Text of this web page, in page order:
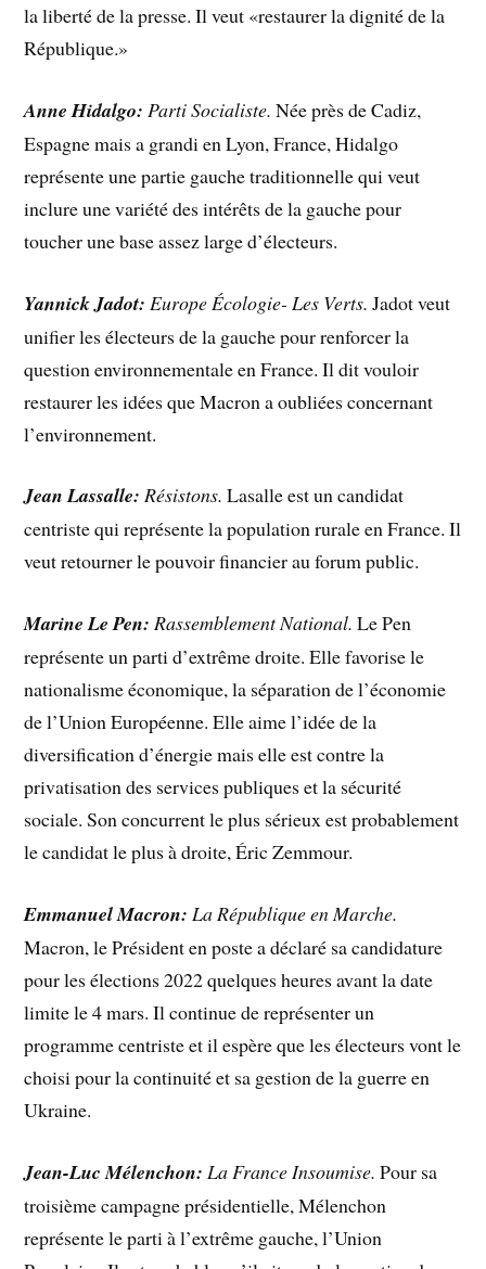
la liberté de la presse. Il veut «restaurer la dignité de la
République.»
Anne Hidalgo: Parti Socialiste.Née près de Cadiz,
Espagne mais a grandi en Lyon, France, Hidalgo
représente une partie gauche traditionnelle qui veut
inclure une variété des intérêts de la gauche pour
toucher une base assez large d’électeurs.
Yannick Jadot: Europe Écologie- Les Verts. Jadot veut
unifier les électeurs de la gauche pour renforcer la
question environnementale en France. Il dit vouloir
restaurer les idées que Macron a oubliées concernant
l’environnement.
Jean Lassalle: Résistons. Lasalle est un candidat
centriste qui représente la population rurale en France. Il
veut retourner le pouvoir financier au forum public.
Marine Le Pen: Rassemblement National. Le Pen
représente un parti d’extrême droite. Elle favorise le
nationalisme économique, la séparation de l’économie
de l’Union Européenne. Elle aime l’idée de la
diversification d’énergie mais elle est contre la
privatisation des services publiques et la sécurité
sociale. Son concurrent le plus sérieux est probablement
le candidat le plus à droite, Éric Zemmour.
Emmanuel Macron: La République en Marche.
Macron, le Président en poste a déclaré sa candidature
pour les élections 2022 quelques heures avant la date
limite le 4 mars. Il continue de représenter un
programme centriste et il espère que les électeurs vont le
choisi pour la continuité et sa gestion de la guerre en
Ukraine.
Jean-Luc Mélenchon:La France Insoumise. Pour sa
troisième campagne présidentielle, Mélenchon
représente le parti à l’extrême gauche, l’Union